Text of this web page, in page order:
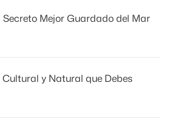
Mejor Guardado del Mar
y Natural que Debes